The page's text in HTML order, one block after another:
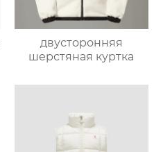
двусторонняя
шерстяная куртка